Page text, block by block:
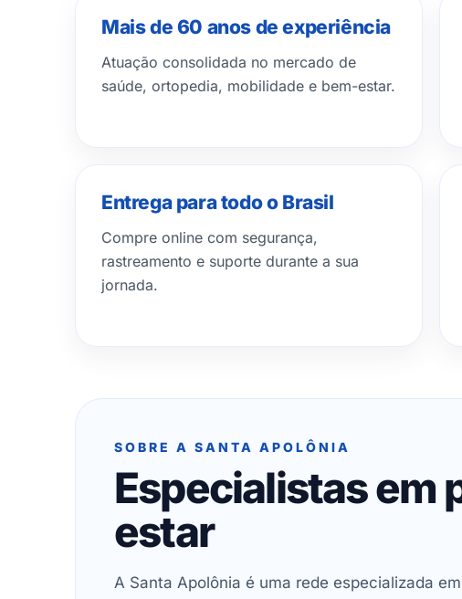
Mais de 60 anos de experiência
Atuação consolidada no mercado de
saúde, ortopedia, mobilidade e bem-estar.
Entrega para todo o Brasil
Compre online com segurança,
rastreamento e suporte durante a sua
jornada.
SOBRE A SANTA APOLÔNIA
Especialistas em
estar
A Santa Apolônia é uma rede especializada